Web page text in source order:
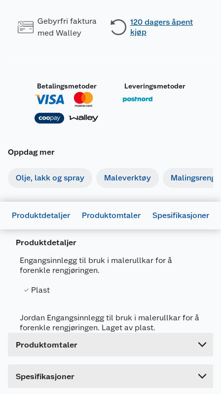
Gebyrfri faktura
med Walley
120 dagers åpent
kjøp
Betalingsmetoder Leveringsmetoder
Oppdag mer
Olje, lakk og spray Maleverktøy
Produktdetaljer Produktomtaler Spesifikasjoner
Produktdetaljer
Engangsinnlegg til bruk i malerullkar for å
forenkle rengjøringen.
Plast
Jordan Engangsinnlegg til bruk i malerullkar for å
forenkle rengjøringen. Laget av plast.
Produktomtaler
Spesifikasjoner
Leverandørens artikkelnummer
Bruttovekt
0.013 kg
Lengde